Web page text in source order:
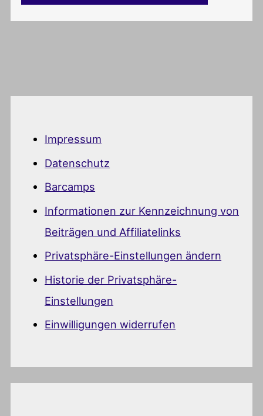
Impressum
Datenschutz
Barcamps
Informationen zur Kennzeichnung von
Beiträgen und Affiliatelinks
Privatsphäre-Einstellungen ändern
Historie der Privatsphäre-
Einstellungen
Einwilligungen widerrufen